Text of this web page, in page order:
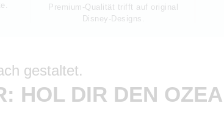
Premium-Qualität trifft auf original
Disney-Designs.
gestaltet.
HOL DIR DEN